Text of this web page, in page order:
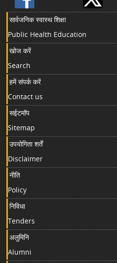
सार्वजनिक स्वास्थ शिक्षा
Public Health Education
खोज करें
Search
हमें संपर्क करें
Contact us
सईटमॉप
Sitemap
उपयोगिता शर्तें
Disclaimer
नीति
Policy
निविधा
Tenders
अलुमिनि
Alumni